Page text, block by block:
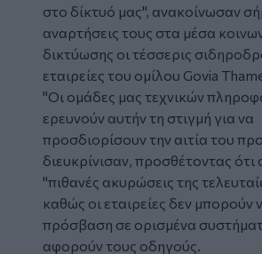
στο δίκτυό μας", ανακοίνωσαν
αναρτήσεις τους στα μέσα
δικτύωσης οι τέσσερις
εταιρείες του ομίλου Govia
"Οι ομάδες μας τεχνικών
ερευνούν αυτήν τη στιγμή για να
προσδιορίσουν την αιτία του
διευκρίνισαν, προσθέτοντας ότι
"πιθανές ακυρώσεις της
καθώς οι εταιρείες δεν μπορούν
πρόσβαση σε ορισμένα
αφορούν τους οδηγούς.